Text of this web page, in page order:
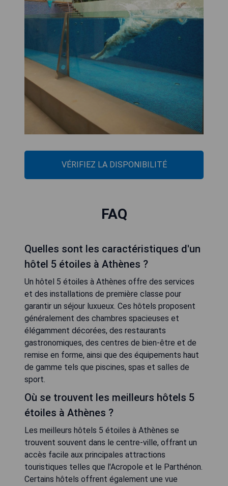
VÉRIFIEZ LA DISPONIBILITÉ
FAQ
Quelles sont les caractéristiques d'un
hôtel 5 étoiles à Athènes ?
Un hôtel 5 étoiles à Athènes offre des services
et des installations de première classe pour
garantir un séjour luxueux. Ces hôtels proposent
généralement des chambres spacieuses et
élégamment décorées, des restaurants
gastronomiques, des centres de bien-être et de
remise en forme, ainsi que des équipements haut
de gamme tels que piscines, spas et salles de
sport.
Où se trouvent les meilleurs hôtels 5
étoiles à Athènes ?
Les meilleurs hôtels 5 étoiles à Athènes se
trouvent souvent dans le centre-ville, offrant un
accès facile aux principales attractions
touristiques telles que l'Acropole et le Parthénon.
Certains hôtels offrent également une vue